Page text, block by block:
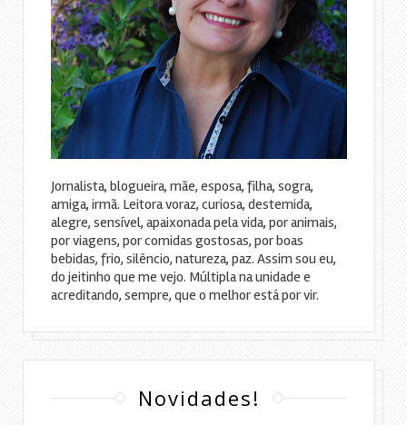
Jornalista, blogueira, mãe, esposa, filha, sogra,
amiga, irmã. Leitora voraz, curiosa, destemida,
alegre, sensível, apaixonada pela vida, por animais,
por viagens, por comidas gostosas, por boas
bebidas, frio, silêncio, natureza, paz. Assim sou eu,
do jeitinho que me vejo. Múltipla na unidade e
acreditando, sempre, que o melhor está por vir.
Novidades!